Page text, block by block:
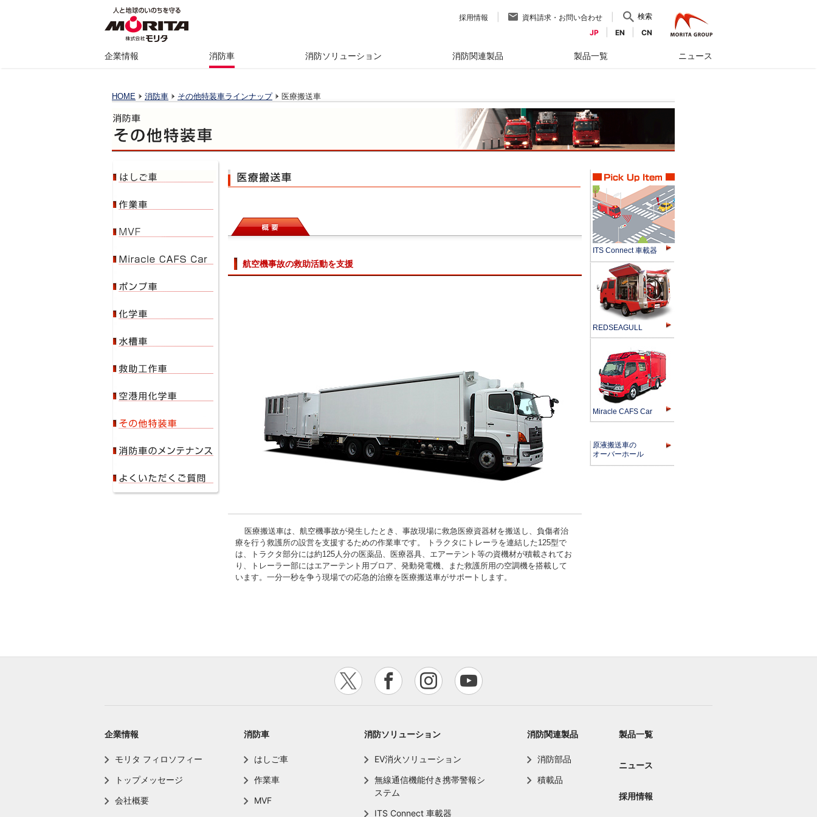
採用情報 資料請求・お問い合わせ
検索
JP
EN CN
企業情報 消防車 消防ソリューション 消防関連製品 製品一覧 ニュース
HOME 消防車 その他特装車ラインナップ 医療搬送車
航空機事故の救助活動を支援
医療搬送車は、航空機事故が発生したとき、事故現場に救急医療資器材を搬送し、負傷者治
療を行う救護所の設営を支援するための作業車です。 トラクタにトレーラを連結した125型で
は、トラクタ部分には約125人分の医薬品、医療器具、エアーテント等の資機材が積載されてお
り、トレーラー部にはエアーテント用ブロア、発動発電機、また救護所用の空調機を搭載して
います。一分一秒を争う現場での応急的治療を医療搬送車がサポートします。
ITS Connect 車載器
REDSEAGULL
Miracle CAFS Car
原液搬送車の
オーバーホール
企業情報
モリタ フィロソフィー
トップメッセージ
会社概要
消防車
はしご車
作業車
MVF
消防ソリューション
EV消火ソリューション
無線通信機能付き携帯警報シ
ステム
ITS Connect 車載器
消防関連製品
消防部品
積載品
製品一覧
ニュース
採用情報